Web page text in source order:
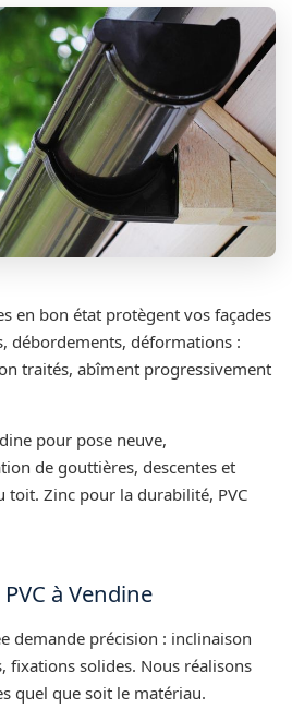
en bon état protègent vos façades
débordements, déformations :
traités, abîment progressivement
pour pose neuve,
de gouttières, descentes et
toit. Zinc pour la durabilité, PVC
à Vendine
demande précision : inclinaison
fixations solides. Nous réalisons
quel que soit le matériau.